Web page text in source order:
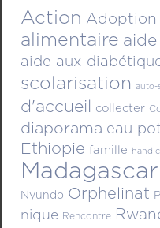
Action Adoption
alimentaire
aide aux
scolarisation auto-
d'accueil collecter
diaporama eau
Ethiopie famille
Madagascar
Nyundo Orphelinat
nique Rencontre